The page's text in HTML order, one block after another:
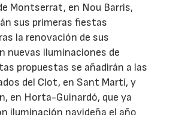
Montserrat, en Nou Barris,
sus primeras fiestas
la renovación de sus
nuevas iluminaciones de
propuestas se añadirán a las
del Clot, en Sant Martí, y
en Horta-Guinardó, que ya
iluminación navideña el año